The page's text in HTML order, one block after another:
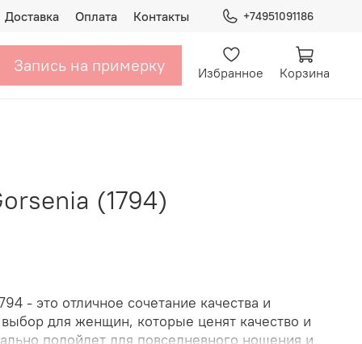
Доставка Оплата Контакты +74951091186
Запись на примерку Избранное Корзина
(1794)
- это отличное сочетание качества и
для женщин, которые ценят качество и
подойдет для повседневного ношения и